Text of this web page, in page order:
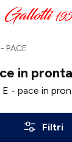
PACE
in
E - pace in
Filtri